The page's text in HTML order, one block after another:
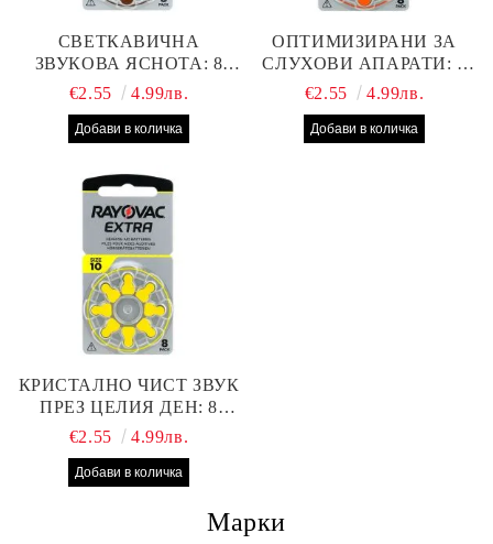
СВЕТКАВИЧНА
ЗВУКОВА ЯСНОТА: 8
БРОЯ RAYOVAC EXTRA
СЛУХОВ АПАРАТ С
€2.55 4.99лв.
ОПТИМИЗИРАНИ ЗА
СЛУХОВИ АПАРАТИ: 8
БРОЯ RAYOVAC EXTRA
ПРОИЗВОДИТЕЛНОСТ
€2.55 4.99лв.
КРИСТАЛНО ЧИСТ ЗВУК
ПРЕЗ ЦЕЛИЯ ДЕН: 8
БРОЯ RAYOVAC EXTRA
АПАРАТ
€2.55 4.99лв.
Марки